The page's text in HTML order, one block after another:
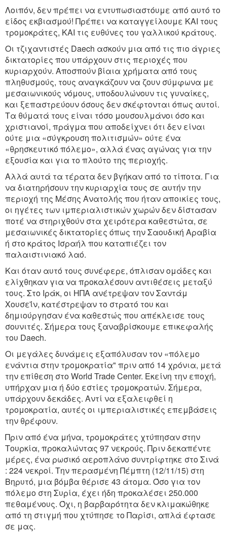
Λοιπόν, δεν πρέπει να εντυπωσιαστόυμε από αυτό το
είδος εκβιασμού! Πρέπει να καταγγείλουμε ΚΑΙ τους
τρομοκράτες, ΚΑΙ τις ευθύνες του γαλλικού κράτους.
Οι τζιχαντιστές Daech ασκούν μια από τις πιο άγριες
δικτατορίες που υπάρχουν στις περιοχές που
κυριαρχούν. Αποσπούν βίαια χρήματα από τους
πληθυσμούς, τους αναγκάζουν να ζουν σύμφωνα με
μεσαιωνικούς νόμους, υποδουλώνουν τις γυναίκες,
και ξεπαστρεύουν όσους δεν σκέφτονται όπως αυτοί.
Τα θύματά τους είναι τόσο μουσουλμάνοι όσο και
χριστιανοί, πράγμα που αποδείχνει ότι δεν είναι
ούτε μια «σύγκρουση πολιτισμών» ούτε ένα
«θρησκευτικό πόλεμο», αλλά ένας αγώνας για την
εξουσία και για το πλούτο της περιοχής.
Αλλά αυτά τα τέρατα δεν βγήκαν από το τίποτα. Για
να διατηρήσουν την κυριαρχία τους σε αυτήν την
περιοχή της Μέσης Ανατολής που ήταν αποικίες τους,
οι ηγέτες των ιμπεριαλιστικών χωρών δεν δίστασαν
ποτέ να στηριχθούν στα χειρότερα καθεστώτα, σε
μεσαιωνικές δικτατορίες όπως την Σαουδική Αραβία
ή στο κράτος Ισραήλ που καταπιέζει τον
παλαιστινιακό λαό.
Και όταν αυτό τους συνέφερε, όπλισαν ομάδες και
ελίχθηκαν για να προκαλέσουν αντιθέσεις μεταξύ
τους. Στο Ιράκ, οι ΗΠΑ ανέτρεψαν τον Σαντάμ
Χουσεΐν, κατέστρεψαν το στρατό του και
δημιούργησαν ένα καθεστώς που απέκλεισε τους
σουνιτές. Σήμερα τους ξαναβρίσκουμε επικεφαλής
του Daech.
Οι μεγάλες δυνάμεις εξαπόλυσαν τον «πόλεμο
ενάντια στην τρομοκρατία" πριν από 14 χρόνια, μετά
την επίθεση στο World Trade Center. Εκείνη την εποχή,
υπήρχαν μια ή δύο εστίες τρομοκρατών. Σήμερα,
υπάρχουν δεκάδες. Αντί να εξαλειφθεί η
τρομοκρατία, αυτές οι ιμπεριαλιστικές επεμβάσεις
την θρέφουν.
Πριν από ένα μήνα, τρομοκράτες χτύπησαν στην
Τουρκία, προκαλώντας 97 νεκρούς. Πριν δεκαπέντε
μέρες, ένα ρωσικό αεροπλάνο συντρίφτηκε στο Σινά
: 224 νεκροί. Την περασμένη Πέμπτη (12/11/15) στη
Βηρυτό, μια βόμβα θέρισε 43 άτομα. Όσο για τον
πόλεμο στη Συρία, έχει ήδη προκαλέσει 250.000
πεθαμένους. Όχι, η βαρβαρότητα δεν κλιμακώθηκε
από τη στιγμή που χτύπησε το Παρίσι, απλά έφτασε
σε μας.